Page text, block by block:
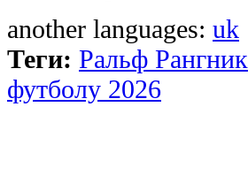
another languages: uk
Теги: Ральф Рангник
футболу 2026